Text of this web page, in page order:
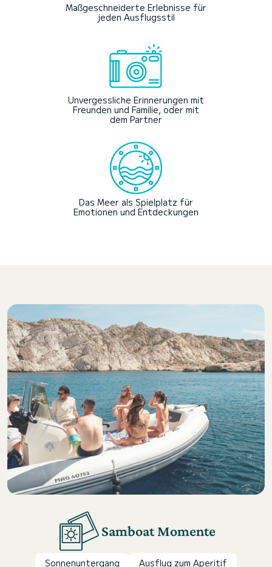
Maßgeschneiderte Erlebnisse für
jeden Ausflugsstil
Unvergessliche Erinnerungen mit
Freunden und Familie, oder mit
dem Partner
Das Meer als Spielplatz für
Emotionen und Entdeckungen
Samboat Momente
Sonnenuntergang Ausflug zum Aperitif